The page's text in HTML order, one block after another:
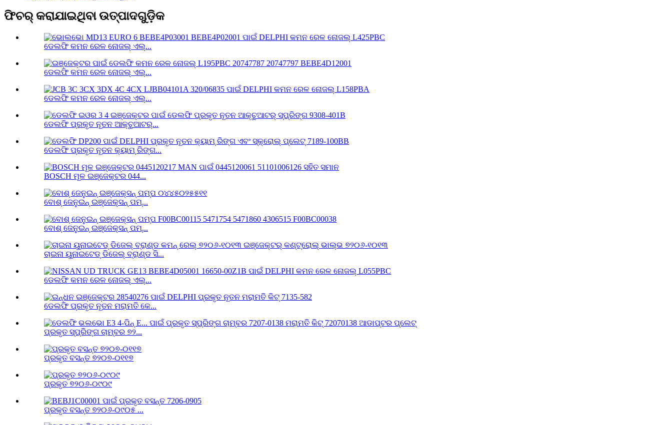
ଫିଚର୍ କରାଯାଇଥିବା ଉତ୍ପାଦଗୁଡ଼ିକ
ଡେଲଫି କମନ ରେଳ ନୋଜଲ୍ ଏଲ୍...
ଡେଲଫି କମନ ରେଳ ନୋଜଲ୍ ଏଲ୍...
ଡେଲଫି କମନ ରେଳ ନୋଜଲ୍ ଏଲ୍...
ଡେଲଫି ପ୍ରକୃତ ନୂତନ ଆକ୍ଚୁଆଟର୍...
ଡେଲଫି ପ୍ରକୃତ ନୂତନ କ୍ୟାମ୍ ରିଙ୍ଗ...
BOSCH ମୂଳ ଇଞ୍ଜେକ୍ଟର 044...
ବୋଶ୍ ଜେନୁଇନ୍ ଇଞ୍ଜେକ୍ସନ୍ ପମ୍...
ବୋଶ୍ ଜେନୁଇନ୍ ଇଞ୍ଜେକ୍ସନ୍ ପମ୍...
ଚାଇନା ୟୁନାଇଟେଡ୍ ଡିଜେଲ୍ ବ୍ରାଣ୍ଡ ସି...
ଡେଲଫି କମନ ରେଳ ନୋଜଲ୍ ଏଲ୍...
ଡେଲଫି ପ୍ରକୃତ ନୂତନ ମରାମତି କେ...
ପ୍ରକୃତ ସ୍ପ୍ରିଙ୍ଗ ଚାମ୍ବର ୭୨...
ପ୍ରକୃତ ବସନ୍ତ ୭୨୦୭-୦୧୧୭
ପ୍ରକୃତ ୭୨୦୬-୦୯୦୯
ପ୍ରକୃତ ବସନ୍ତ ୭୨୦୬-୦୯୦୫ ...